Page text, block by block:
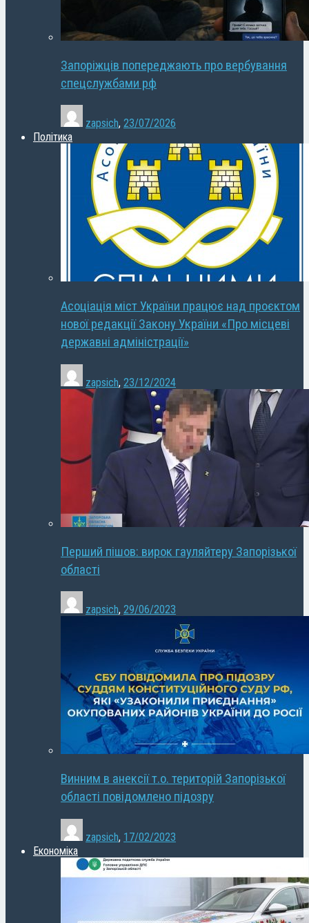
Запоріжців попереджають про вербування
спецслужбами рф
zapsich, 23/07/2026
Політика
Асоціація міст України працює над проєктом
нової редакції Закону України «Про місцеві
державні адміністрації»
zapsich, 23/12/2024
Перший пішов: вирок гауляйтеру Запорізької
області
zapsich, 29/06/2023
Винним в анексії т.о. територій Запорізької
області повідомлено підозру
zapsich, 17/02/2023
Економіка